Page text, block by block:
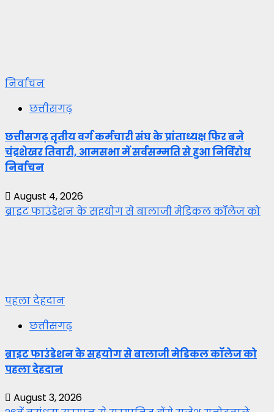
निर्वाचन
छत्तीसगढ़
छत्तीसगढ़ तृतीय वर्ग कर्मचारी संघ के प्रांताध्यक्ष फिर बने
चंद्रशेखर तिवारी, आमसभा में सर्वसम्मति से हुआ निर्विरोध
निर्वाचन
August 4, 2026
ब्राइट फाउंडेशन के सहयोग से बालाजी मेडिकल कॉलेज को
पहला देहदान
छत्तीसगढ़
ब्राइट फाउंडेशन के सहयोग से बालाजी मेडिकल कॉलेज को
पहला देहदान
August 3, 2026